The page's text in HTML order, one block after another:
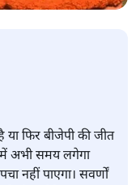
फिर बीजेपी की जीत
अभी समय लगेगा
नहीं पाएगा। सवर्णों